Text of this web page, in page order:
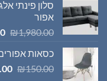
סלון פינתי
אפור
₪1,980.00
כסאות
₪150.00